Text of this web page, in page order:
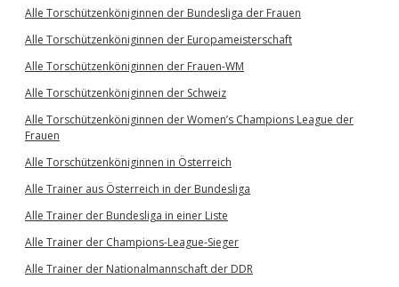
Alle Torschützenköniginnen der Bundesliga der Frauen
Alle Torschützenköniginnen der Europameisterschaft
Alle Torschützenköniginnen der Frauen-WM
Alle Torschützenköniginnen der Schweiz
Alle Torschützenköniginnen der Women’s Champions League der
Frauen
Alle Torschützenköniginnen in Österreich
Alle Trainer aus Österreich in der Bundesliga
Alle Trainer der Bundesliga in einer Liste
Alle Trainer der Champions-League-Sieger
Alle Trainer der Nationalmannschaft der DDR